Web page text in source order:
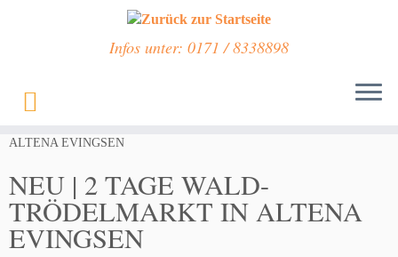
springen
Infos unter: 0171 / 8338898
ALTENA EVINGSEN
NEU | 2 TAGE WALD-
TRÖDELMARKT IN ALTENA
EVINGSEN